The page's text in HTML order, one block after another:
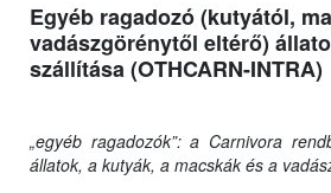
Egyéb ragadozó (kutyától,
vadászgörénytől eltérő)
szállítása (OTHCARN-INTRA)
„egyéb ragadozók”: a Carnivora
állatok, a kutyák, a macskák és a